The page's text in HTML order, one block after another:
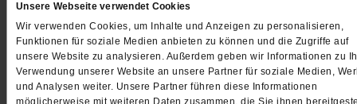
Unsere Webseite verwendet Cookies
Wir verwenden Cookies, um Inhalte und Anzeigen zu personalisieren,
Funktionen für soziale Medien anbieten zu können und die Zugriffe auf
unsere Website zu analysieren. Außerdem geben wir Informationen zu
Verwendung unserer Website an unsere Partner für soziale Medien,
und Analysen weiter. Unsere Partner führen diese Informationen
möglicherweise mit weiteren Daten zusammen, die Sie ihnen